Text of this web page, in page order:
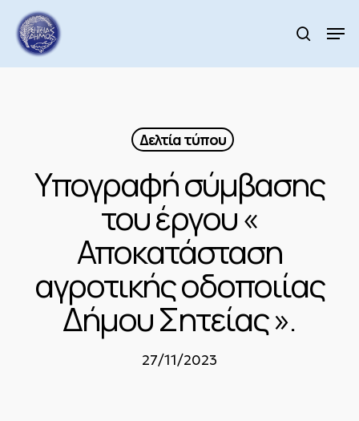
main
content
search
Δελτία τύπου
Υπογραφή σύμβασης
του έργου «
Αποκατάσταση
αγροτικής οδοποιίας
Δήμου Σητείας ».
27/11/2023
Menu